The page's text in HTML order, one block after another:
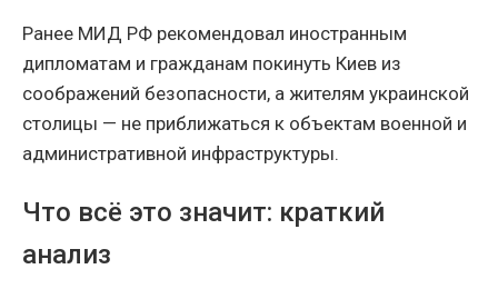
Ранее МИД РФ рекомендовал иностранным
дипломатам и гражданам покинуть Киев из
соображений безопасности, а жителям украинской
столицы — не приближаться к объектам военной и
административной инфраструктуры.
Что всё это значит: краткий
анализ